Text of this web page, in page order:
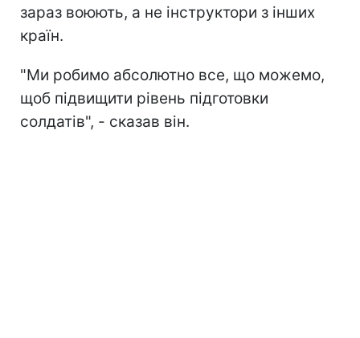
зараз воюють, а не інструктори з інших
країн.
"Ми робимо абсолютно все, що можемо,
щоб підвищити рівень підготовки
солдатів", - сказав він.